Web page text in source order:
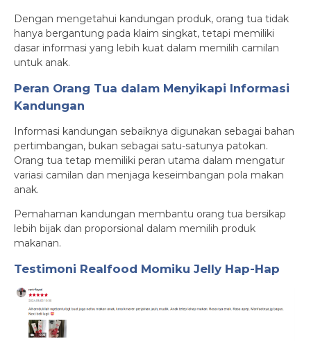
Dengan mengetahui kandungan produk, orang tua tidak
hanya bergantung pada klaim singkat, tetapi memiliki
dasar informasi yang lebih kuat dalam memilih camilan
untuk anak.
Peran Orang Tua dalam Menyikapi Informasi
Kandungan
Informasi kandungan sebaiknya digunakan sebagai bahan
pertimbangan, bukan sebagai satu-satunya patokan.
Orang tua tetap memiliki peran utama dalam mengatur
variasi camilan dan menjaga keseimbangan pola makan
anak.
Pemahaman kandungan membantu orang tua bersikap
lebih bijak dan proporsional dalam memilih produk
makanan.
Testimoni Realfood Momiku Jelly Hap-Hap